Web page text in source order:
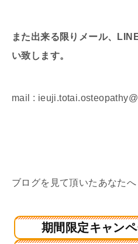
また出来る限りメール、
い致します。
mail :
ブログを見て頂いたあなたへ
期間限定キャン